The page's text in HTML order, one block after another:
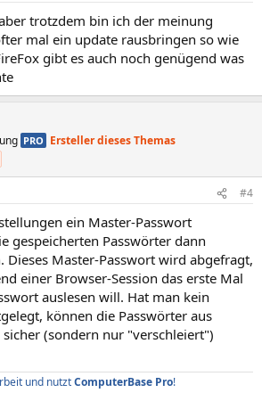
trotzdem bin ich der meinung
mal ein update rausbringen so wie
gibt es auch noch genügend was
PRO Ersteller dieses Themas
#4
ein Master-Passwort
gespeicherten Passwörter dann
Dieses Master-Passwort wird abgefragt,
einer Browser-Session das erste Mal
auslesen will. Hat man kein
können die Passwörter aus
(sondern nur "verschleiert")
und nutztComputerBase Pro!